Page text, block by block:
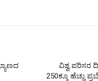
ವಿಶ್ವ ಪರಿಸರ
250ಕ್ಕೂ ಹೆಚ್ಚು